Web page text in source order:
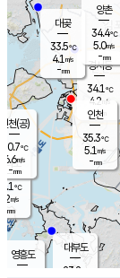
의도
℃
m/s
mm
영흥도
대부도
23.2
경서동
34.1℃
4.2 m/s
-mm
대곶
33.5℃
4.1 m/s
-mm
양촌
34.4℃
5.0m/s
-mm
인천(공)
30.7℃
6.6m/s
-mm
인천
35.3℃
5.1 m/s
-mm